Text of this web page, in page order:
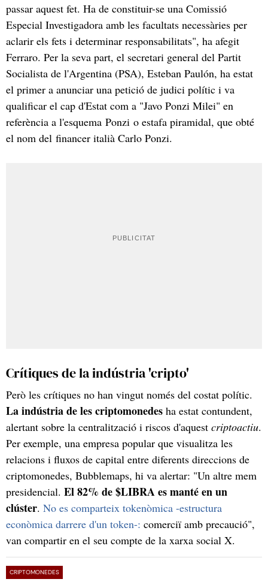
passar aquest fet. Ha de constituir-se una Comissió
Especial Investigadora amb les facultats necessàries per
aclarir els fets i determinar responsabilitats", ha afegit
Ferraro. Per la seva part, el secretari general del Partit
Socialista de l'Argentina (PSA), Esteban Paulón, ha estat
el primer a anunciar una petició de judici polític i va
qualificar el cap d'Estat com a "Javo Ponzi Milei" en
referència a l'esquema Ponzi o estafa piramidal, que obté
el nom del financer italià Carlo Ponzi.
Crítiques de la indústria 'cripto'
Però les crítiques no han vingut només del costat polític.
La indústria de les criptomonedes ha estat contundent,
alertant sobre la centralització i riscos d'aquest criptoactiu.
Per exemple, una empresa popular que visualitza les
relacions i fluxos de capital entre diferents direccions de
criptomonedes, Bubblemaps, hi va alertar: "Un altre mem
presidencial. El 82% de $LIBRA es manté en un
clúster. No es comparteix tokenòmica -estructura
econòmica darrere d'un token-: comerciï amb precaució",
van compartir en el seu compte de la xarxa social X.
CRIPTOMONEDES